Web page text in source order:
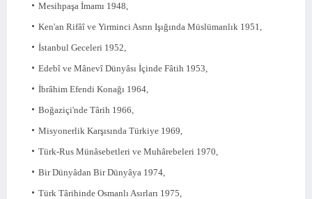
Mesihpaşa İmamı 1948,
Ken'an Rifâî ve Yirminci Asrın Işığında Müslümanlık 1951,
İstanbul Geceleri 1952,
Edebî ve Mânevî Dünyâsı İçinde Fâtih 1953,
İbrâhim Efendi Konağı 1964,
Boğaziçi'nde Târih 1966,
Misyonerlik Karşısında Türkiye 1969,
Türk-Rus Münâsebetleri ve Muhârebeleri 1970,
Bir Dünyâdan Bir Dünyâya 1974,
Türk Târihinde Osmanlı Asırları 1975,